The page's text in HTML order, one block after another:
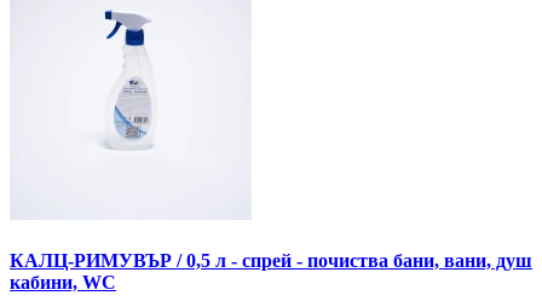
КАЛЦ-РИМУВЪР / 0,5 л - спрей - почиства бани, вани, душ
кабини, WC